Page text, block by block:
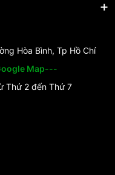
Hòa Bình, Tp Hồ Chí
Map---
Thứ 2 đến Thứ 7